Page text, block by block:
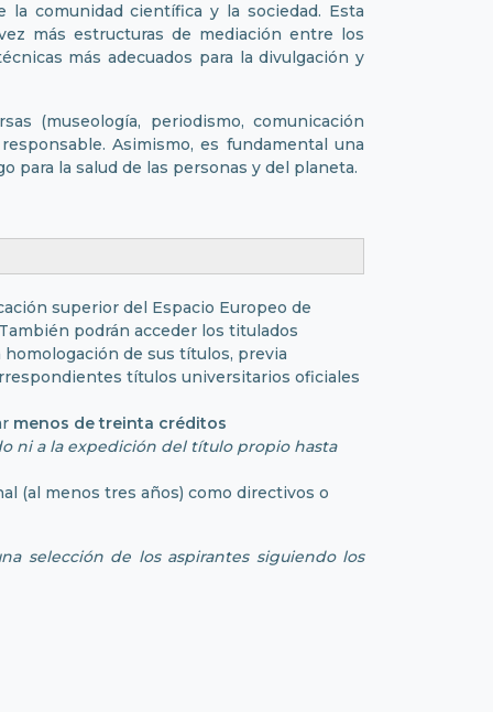
comunidad científica y la sociedad. Esta
más estructuras de mediación entre los
más adecuados para la divulgación y
(museología, periodismo, comunicación
Asimismo, es fundamental una
para la salud de las personas y del planeta.
superior del Espacio Europeo de
podrán acceder los titulados
de sus títulos, previa
títulos universitarios oficiales
menos de treinta créditos
ni a la expedición del título propio hasta
(al menos tres años) como directivos o
selección de los aspirantes siguiendo los